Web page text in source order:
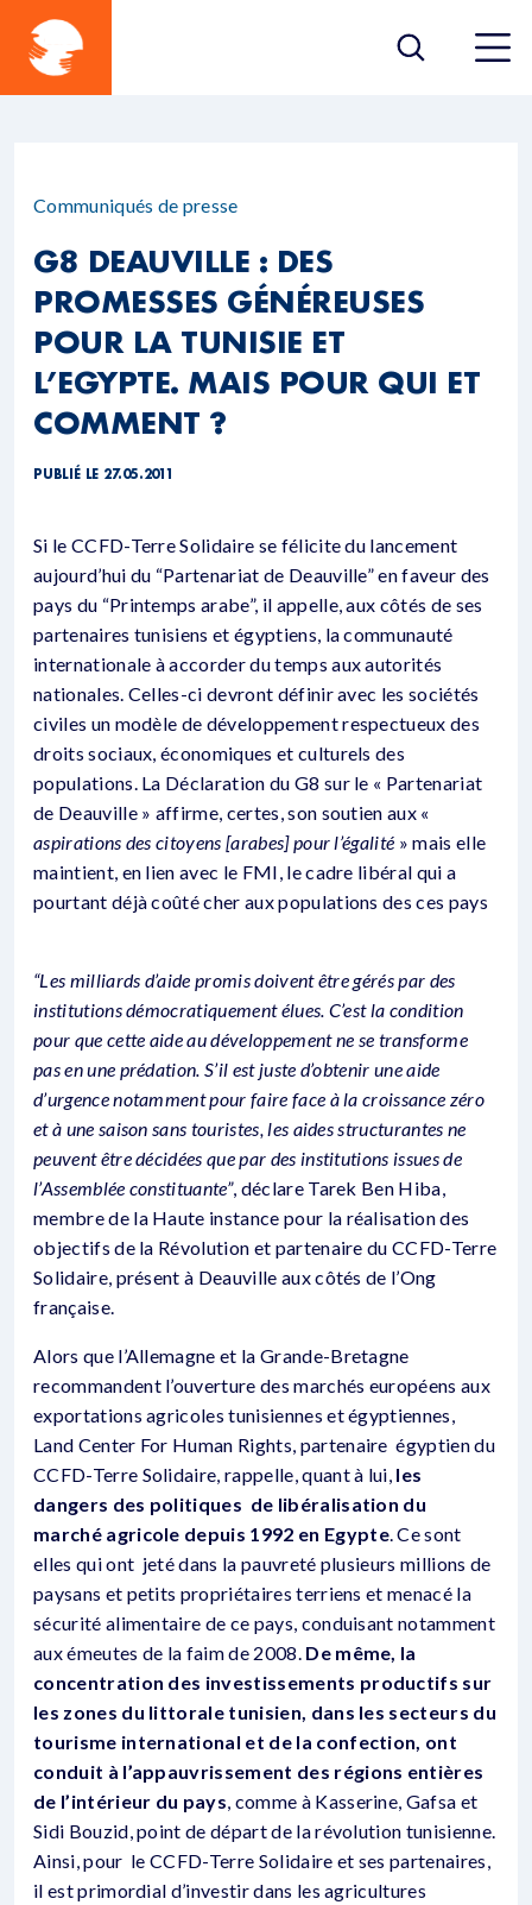
Communiqués de presse
G8 DEAUVILLE : DES
PROMESSES GÉNÉREUSES
POUR LA TUNISIE ET
L’EGYPTE. MAIS POUR QUI ET
COMMENT ?
PUBLIÉ LE 27.05.2011
Si le CCFD-Terre Solidaire se félicite du lancement
aujourd’hui du “Partenariat de Deauville” en faveur des
pays du “Printemps arabe”, il appelle, aux côtés de ses
partenaires tunisiens et égyptiens, la communauté
internationale à accorder du temps aux autorités
nationales. Celles-ci devront définir avec les sociétés
civiles un modèle de développement respectueux des
droits sociaux, économiques et culturels des
populations. La Déclaration du G8 sur le « Partenariat
de Deauville » affirme, certes, son soutien aux «
aspirations des citoyens [arabes] pour l’égalité » mais elle
maintient, en lien avec le FMI, le cadre libéral qui a
pourtant déjà coûté cher aux populations des ces pays
“Les milliards d’aide promis doivent être gérés par des
institutions démocratiquement élues. C’est la condition
pour que cette aide au développement ne se transforme
pas en une prédation. S’il est juste d’obtenir une aide
d’urgence notamment pour faire face à la croissance zéro
et à une saison sans touristes, les aides structurantes ne
peuvent être décidées que par des institutions issues de
l’Assemblée constituante”, déclare Tarek Ben Hiba,
membre de la Haute instance pour la réalisation des
objectifs de la Révolution et partenaire du CCFD-Terre
Solidaire, présent à Deauville aux côtés de l’Ong
française.
Alors que l’Allemagne et la Grande-Bretagne
recommandent l’ouverture des marchés européens aux
exportations agricoles tunisiennes et égyptiennes,
Land Center For Human Rights, partenaire égyptien du
CCFD-Terre Solidaire, rappelle, quant à lui, les
dangers des politiques de libéralisation du
marché agricole depuis 1992 en Egypte. Ce sont
elles qui ont jeté dans la pauvreté plusieurs millions de
paysans et petits propriétaires terriens et menacé la
sécurité alimentaire de ce pays, conduisant notamment
aux émeutes de la faim de 2008. De même, la
concentration des investissements productifs sur
les zones du littorale tunisien, dans les secteurs du
tourisme international et de la confection, ont
conduit à l’appauvrissement des régions entières
de l’intérieur du pays, comme à Kasserine, Gafsa et
Sidi Bouzid, point de départ de la révolution tunisienne.
Ainsi, pour le CCFD-Terre Solidaire et ses partenaires,
il est primordial d’investir dans les agricultures